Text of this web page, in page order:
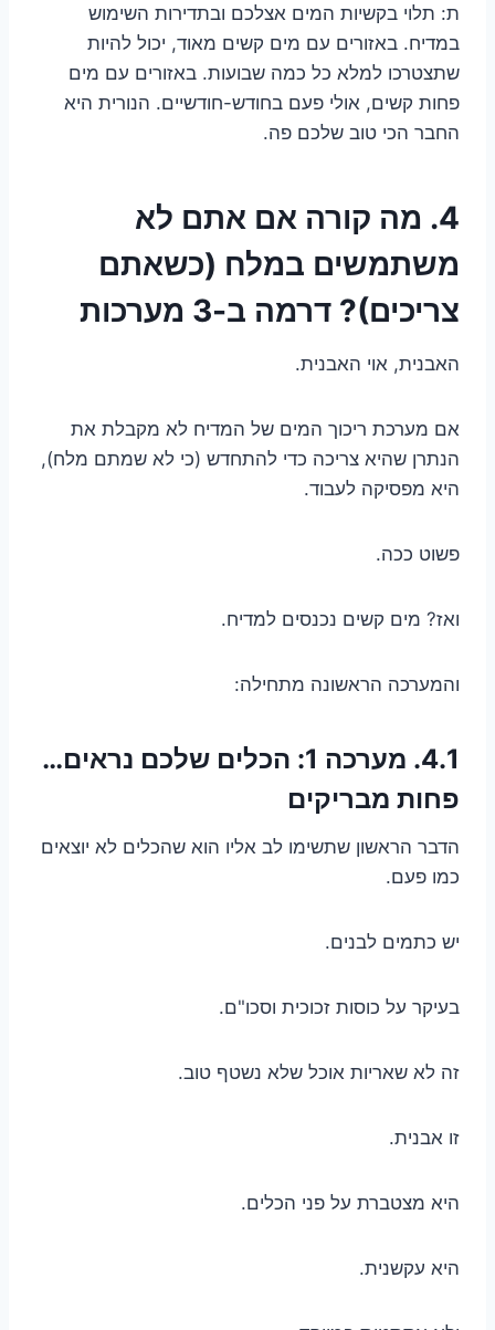
ת: תלוי בקשיות המים אצלכם ובתדירות השימוש
במדיח. באזורים עם מים קשים מאוד, יכול להיות
שתצטרכו למלא כל כמה שבועות. באזורים עם מים
פחות קשים, אולי פעם בחודש-חודשיים. הנורית היא
החבר הכי טוב שלכם פה.
4. מה קורה אם אתם לא
משתמשים במלח (כשאתם
צריכים)? דרמה ב-3 מערכות
האבנית, אוי האבנית.
אם מערכת ריכוך המים של המדיח לא מקבלת את
הנתרן שהיא צריכה כדי להתחדש (כי לא שמתם מלח),
היא מפסיקה לעבוד.
פשוט ככה.
ואז? מים קשים נכנסים למדיח.
והמערכה הראשונה מתחילה:
4.1. מערכה 1: הכלים שלכם נראים…
פחות מבריקים
הדבר הראשון שתשימו לב אליו הוא שהכלים לא יוצאים
כמו פעם.
יש כתמים לבנים.
בעיקר על כוסות זכוכית וסכו"ם.
זה לא שאריות אוכל שלא נשטף טוב.
זו אבנית.
היא מצטברת על פני הכלים.
היא עקשנית.